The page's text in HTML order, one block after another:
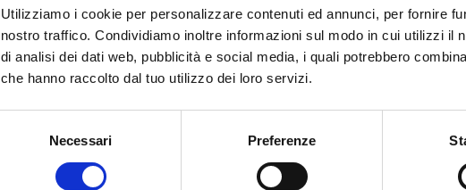
Utilizziamo i cookie per personalizzare contenuti ed annunci, per fornire
nostro traffico. Condividiamo inoltre informazioni sul modo in cui utilizzi il
di analisi dei dati web, pubblicità e social media, i quali potrebbero
che hanno raccolto dal tuo utilizzo dei loro servizi.
Necessari Preferenze